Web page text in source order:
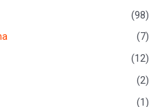
(98)
(7)
(12)
(2)
(1)